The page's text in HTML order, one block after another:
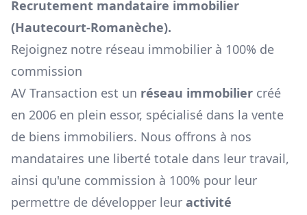
Recrutement mandataire immobilier
(Hautecourt-Romanèche).
Rejoignez notre réseau immobilier à 100% de
commission
AV Transaction est un réseau immobilier créé
en 2006 en plein essor, spécialisé dans la vente
de biens immobiliers. Nous offrons à nos
mandataires une liberté totale dans leur travail,
ainsi qu'une commission à 100% pour leur
permettre de développer leur activité